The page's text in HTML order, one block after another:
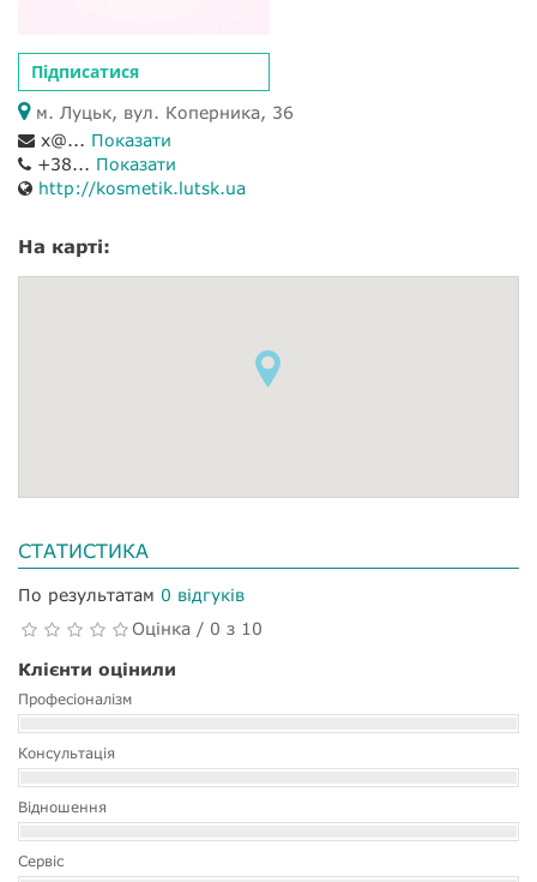
Підписатися
м. Луцьк, вул. Коперника, 36
x@... Показати
+38... Показати
http://kosmetik.lutsk.ua
На карті:
СТАТИСТИКА
По результатам 0 відгуків
Оцінка / 0 з 10
Клієнти оцінили
Професіоналізм
Консультація
Відношення
Сервіс